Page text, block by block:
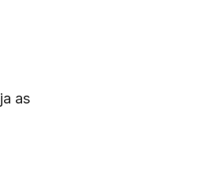
as